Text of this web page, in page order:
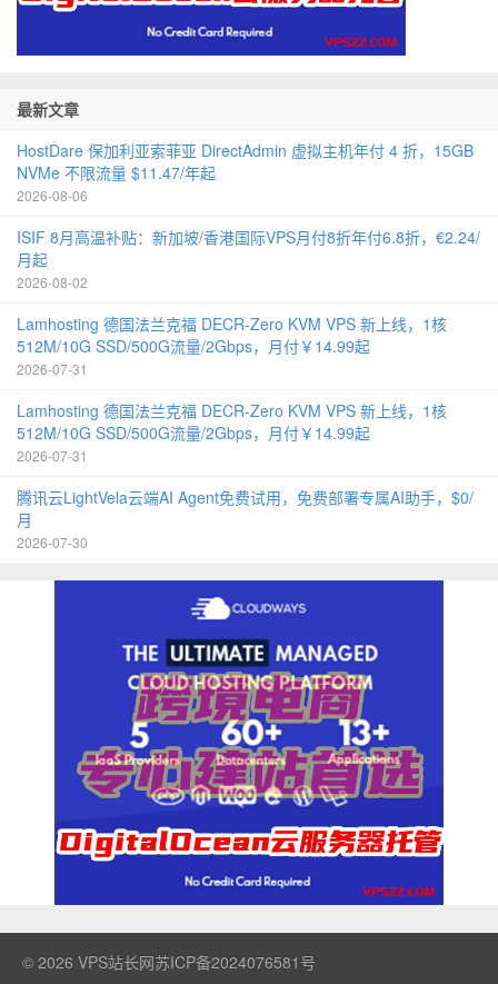
最新文章
HostDare 保加利亚索菲亚 DirectAdmin 虚拟主机年付 4 折，15GB
NVMe 不限流量 $11.47/年起
2026-08-06
ISIF 8月高温补贴：新加坡/香港国际VPS月付8折年付6.8折，€2.24/
月起
2026-08-02
Lamhosting 德国法兰克福 DECR-Zero KVM VPS 新上线，1核
512M/10G SSD/500G流量/2Gbps，月付￥14.99起
2026-07-31
Lamhosting 德国法兰克福 DECR-Zero KVM VPS 新上线，1核
512M/10G SSD/500G流量/2Gbps，月付￥14.99起
2026-07-31
腾讯云LightVela云端AI Agent免费试用，免费部署专属AI助手，$0/
月
2026-07-30
© 2026 VPS站长网苏ICP备2024076581号